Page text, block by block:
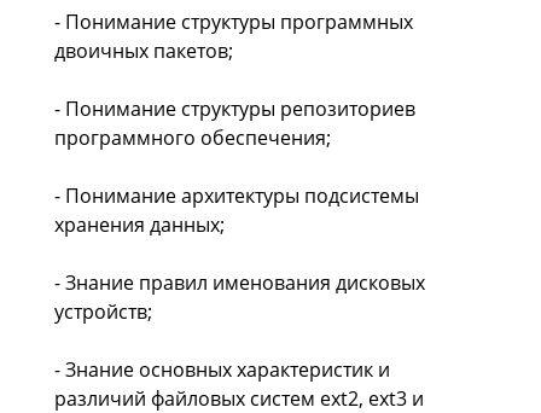
- Понимание структуры программных
двоичных пакетов;
- Понимание структуры репозиториев
программного обеспечения;
- Понимание архитектуры подсистемы
хранения данных;
- Знание правил именования дисковых
устройств;
- Знание основных характеристик и
различий файловых систем ext2, ext3 и